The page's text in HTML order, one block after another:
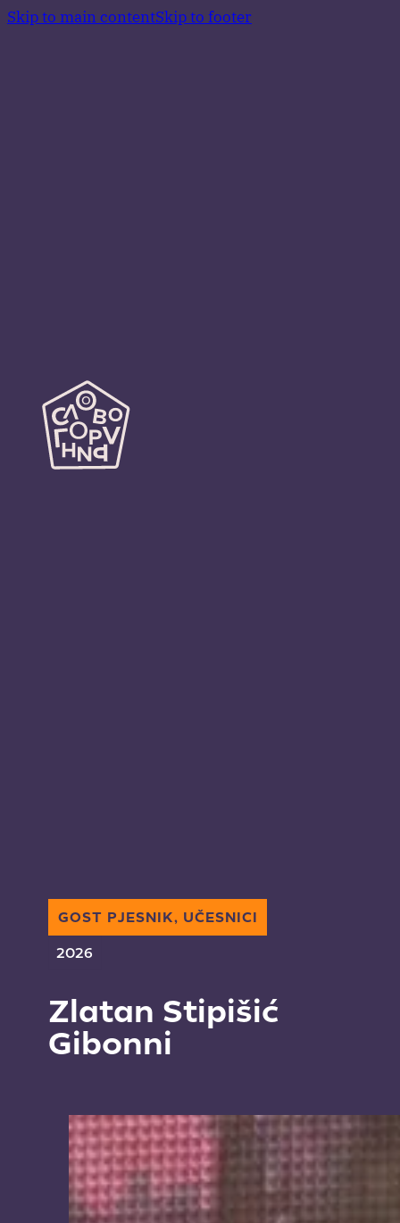
Skip to main contentSkip to footer
GOST PJESNIK, UČESNICI
2026
Zlatan Stipišić
Gibonni